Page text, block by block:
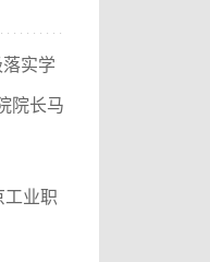
实学
院长马
工业职